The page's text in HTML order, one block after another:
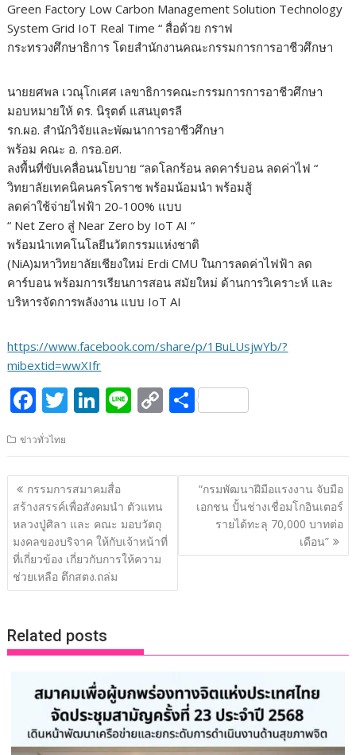
Green Factory Low Carbon Management Solution Technology
System Grid IoT Real Time “ สื่อด้วย กราฟ
กระทรวงศึกษาธิการ โดยสำนักงานคณะกรรมการการอาชีวศึกษา
นายยศพล เวณุโกเศศ เลขาธิการคณะกรรมการการอาชีวศึกษา
มอบหมายให้ ดร. นิรุตต์ แสนบุตรลี
รก.ผอ. สำนักวิจัยและพัฒนาการอาชีวศึกษา
พร้อม คณะ อ. กรอ.อศ.
ลงพื้นที่ขับเคลื่อนนโยบาย “ลดโลกร้อน ลดคาร์บอน ลดค่าไฟ “
วิทยาลัยเทคนิคนครโคราช พร้อมน้อมนำ พร้อมสู้
ลดค่าใช้จ่ายไฟฟ้า 20-100% แบบ
“ Net Zero สู่ Near Zero by IoT AI “
พร้อมนำเทคโนโลยีนวัตกรรมแห่งชาติ
(NiA)มหาวิทยาลัยเชียงใหม่ Erdi CMU ในการลดค่าไฟฟ้า ลด
คาร์บอน พร้อมการเรียนการสอน สมัยใหม่ ด้านการวิเคราะห์ และ
บริหารจัดการพลังงาน แบบ IoT AI
https://www.facebook.com/share/p/1BuLUsjwYb/?
mibextid=wwXIfr
F
ac
e
b
o
o
k
T
itt
er
Li
k
e
dI
n
Li
e
C
p
y
n
k
S
ar
e
ข่าวทั่วไทย
แนะแนว
เรื่อง
กรรมการสมาคมสื่อ
สร้างสรรค์เพื่อสังคมนำ ตัวแทน
หลวงปู่ศิลา และ คณะ มอบวัตถุ
มงคลของบริจาค ให้กับเจ้าหน้าที่
ที่เกี่ยวข้อง เกี่ยวกับการให้ความ
ช่วยเหลือ ตึกสตง.ถล่ม
“กรมพัฒนาฝีมือแรงงาน จับมือ
เอกชน ปั้นช่างเชื่อมโกอินเตอร์
รายได้ทะลุ 70,000 บาทต่อ
เดือน”
Related posts